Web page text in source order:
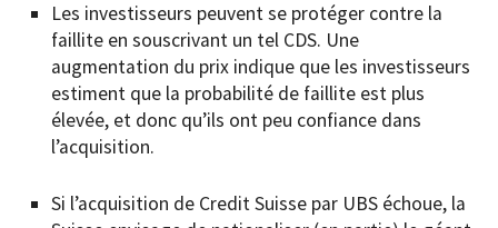
Les investisseurs peuvent se protéger contre la
faillite en souscrivant un tel CDS. Une
augmentation du prix indique que les investisseurs
estiment que la probabilité de faillite est plus
élevée, et donc qu’ils ont peu confiance dans
l’acquisition.
Si l’acquisition de Credit Suisse par UBS échoue, la